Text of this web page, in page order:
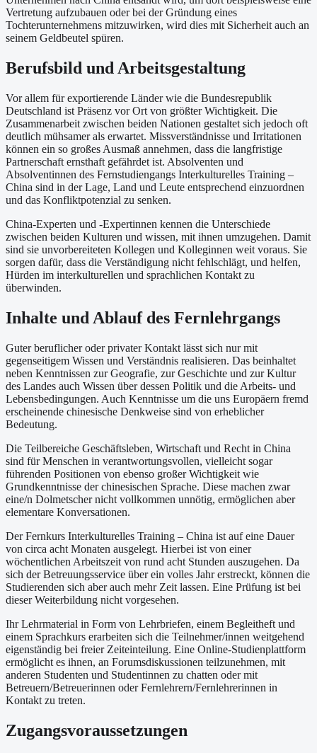
Vertretung aufzubauen oder bei der Gründung eines
Tochterunternehmens mitzuwirken, wird dies mit Sicherheit auch an
seinem Geldbeutel spüren.
Berufsbild und Arbeitsgestaltung
Vor allem für exportierende Länder wie die Bundesrepublik
Deutschland ist Präsenz vor Ort von größter Wichtigkeit. Die
Zusammenarbeit zwischen beiden Nationen gestaltet sich jedoch oft
deutlich mühsamer als erwartet. Missverständnisse und Irritationen
können ein so großes Ausmaß annehmen, dass die langfristige
Partnerschaft ernsthaft gefährdet ist. Absolventen und
Absolventinnen des Fernstudiengangs Interkulturelles Training –
China sind in der Lage, Land und Leute entsprechend einzuordnen
und das Konfliktpotenzial zu senken.
China-Experten und -Expertinnen kennen die Unterschiede
zwischen beiden Kulturen und wissen, mit ihnen umzugehen. Damit
sind sie unvorbereiteten Kollegen und Kolleginnen weit voraus. Sie
sorgen dafür, dass die Verständigung nicht fehlschlägt, und helfen,
Hürden im interkulturellen und sprachlichen Kontakt zu
überwinden.
Inhalte und Ablauf des Fernlehrgangs
Guter beruflicher oder privater Kontakt lässt sich nur mit
gegenseitigem Wissen und Verständnis realisieren. Das beinhaltet
neben Kenntnissen zur Geografie, zur Geschichte und zur Kultur
des Landes auch Wissen über dessen Politik und die Arbeits- und
Lebensbedingungen. Auch Kenntnisse um die uns Europäern fremd
erscheinende chinesische Denkweise sind von erheblicher
Bedeutung.
Die Teilbereiche Geschäftsleben, Wirtschaft und Recht in China
sind für Menschen in verantwortungsvollen, vielleicht sogar
führenden Positionen von ebenso großer Wichtigkeit wie
Grundkenntnisse der chinesischen Sprache. Diese machen zwar
eine/n Dolmetscher nicht vollkommen unnötig, ermöglichen aber
elementare Konversationen.
Der Fernkurs Interkulturelles Training – China ist auf eine Dauer
von circa acht Monaten ausgelegt. Hierbei ist von einer
wöchentlichen Arbeitszeit von rund acht Stunden auszugehen. Da
sich der Betreuungsservice über ein volles Jahr erstreckt, können die
Studierenden sich aber auch mehr Zeit lassen. Eine Prüfung ist bei
dieser Weiterbildung nicht vorgesehen.
Ihr Lehrmaterial in Form von Lehrbriefen, einem Begleitheft und
einem Sprachkurs erarbeiten sich die Teilnehmer/innen weitgehend
eigenständig bei freier Zeiteinteilung. Eine Online-Studienplattform
ermöglicht es ihnen, an Forumsdiskussionen teilzunehmen, mit
anderen Studenten und Studentinnen zu chatten oder mit
Betreuern/Betreuerinnen oder Fernlehrern/Fernlehrerinnen in
Kontakt zu treten.
Zugangsvoraussetzungen